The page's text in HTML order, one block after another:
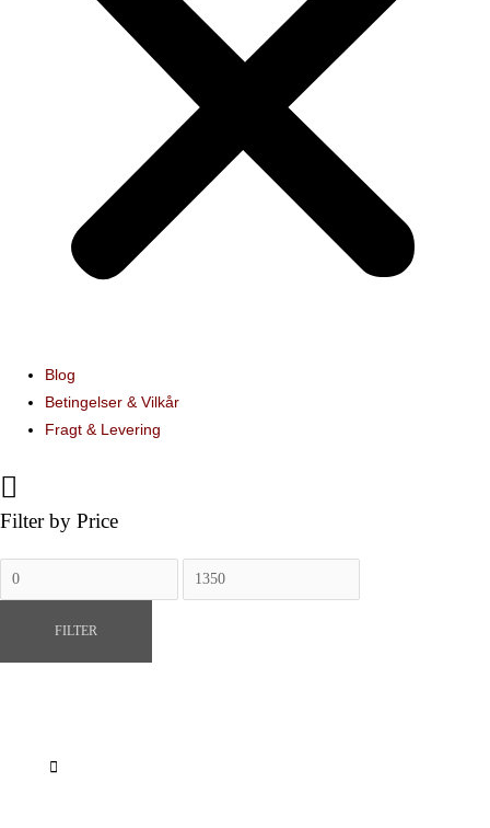
Blog
Betingelser & Vilkår
Fragt & Levering
Filter by Price
Mindste
pris
Højeste
pris
FILTER